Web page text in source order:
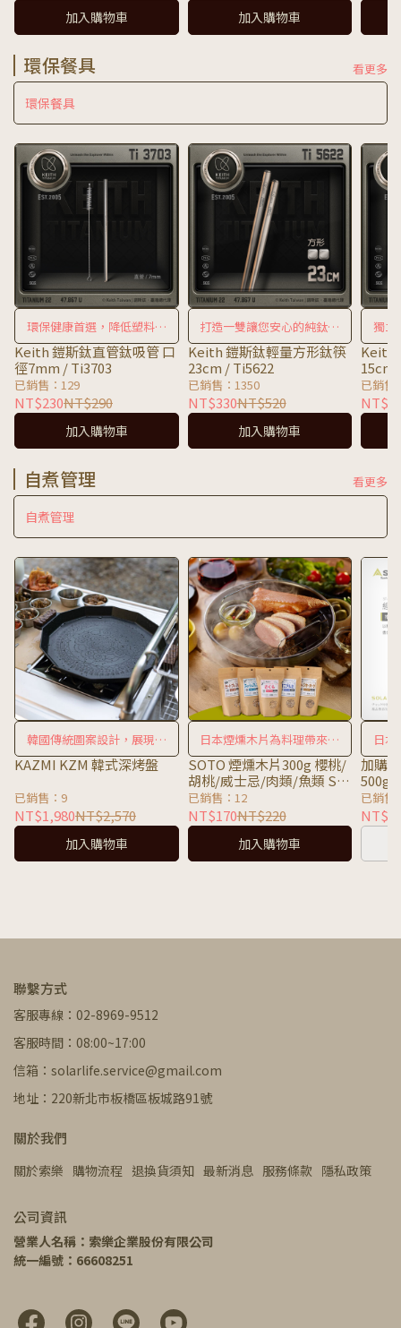
加入購物車 加入購物車
環保餐具 看更多
環保餐具
環保健康首選，降低塑料吸
管汙染
Keith 鎧斯鈦直管鈦吸管 口
徑7mm / Ti3703
已銷售：129
NT$230NT$290
加入購物車
打造一雙讓您安心的純鈦好
筷
Keith 鎧斯鈦輕量方形鈦筷
23cm / Ti5622
已銷售：1350
NT$330NT$520
加入購物車
獨立
蝕性
Keith
15cm
已銷售
自煮管理 看更多
自煮管理
韓國傳統圖案設計，展現獨
特文化
KAZMI KZM 韓式深烤盤
已銷售：9
NT$1,980NT$2,570
加入購物車
日本煙燻木片為料理帶來更
多變化
SOTO 煙燻木片300g 櫻桃/
胡桃/威士忌/肉類/魚類 ST-
1391C/ST-1392C/ST-
1393C/ST-1394C/ST-
1395C
已銷售：12
NT$170NT$220
加入購物車
日
加購
500g
已銷售
聯繫方式
客服專線：02-8969-9512
客服時間：08:00~17:00
信箱：solarlife.service@gmail.com
地址：220新北市板橋區板城路91號
關於我們
關於索樂 購物流程 退換貨須知 最新消息 服務條款 隱私政策
公司資訊
營業人名稱：索樂企業股份有限公司
統一編號：66608251